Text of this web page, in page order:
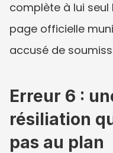
complète à lui seul
page officielle
accusé de
Erreur 6 :
résiliation
pas au plan